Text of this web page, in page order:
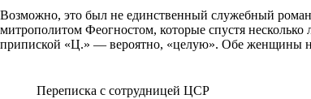
Возможно, это был не единственный служебный роман
митрополитом Феогностом, которые спустя несколько
припиской «Ц.» — вероятно, «целую». Обе женщины
Переписка с сотрудницей ЦСР